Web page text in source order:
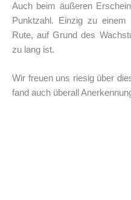
Auch beim äußeren
Punktzahl. Einzig zu
Rute, auf Grund des
zu lang ist.
Wir freuen uns riesig über
fand auch überall